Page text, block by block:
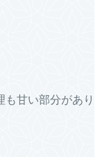
甘い部分があり